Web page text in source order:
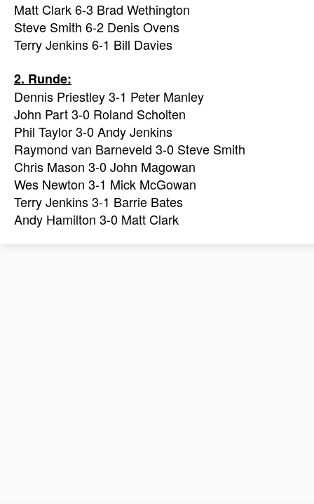
Matt Clark 6-3 Brad Wethington
Steve Smith 6-2 Denis Ovens
Terry Jenkins 6-1 Bill Davies
2. Runde:
Dennis Priestley 3-1 Peter Manley
John Part 3-0 Roland Scholten
Phil Taylor 3-0 Andy Jenkins
Raymond van Barneveld 3-0 Steve Smith
Chris Mason 3-0 John Magowan
Wes Newton 3-1 Mick McGowan
Terry Jenkins 3-1 Barrie Bates
Andy Hamilton 3-0 Matt Clark